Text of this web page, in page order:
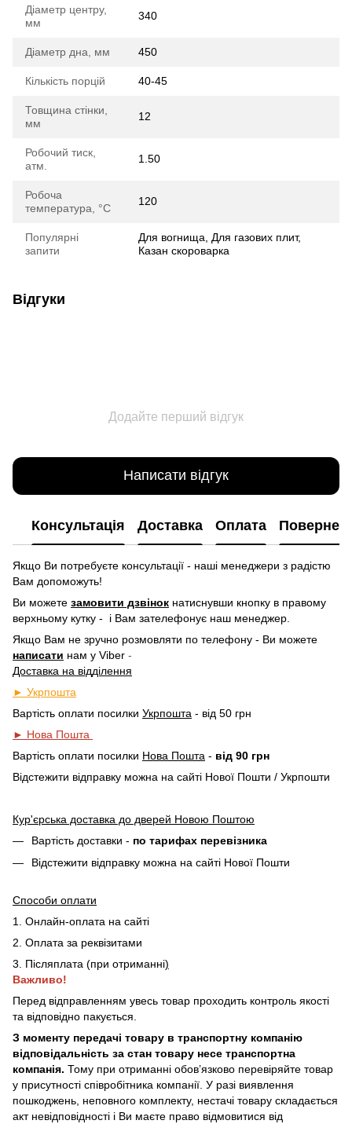
Діаметр центру,
мм
340
Діаметр дна, мм 450
Кількість порцій 40-45
Товщина стінки,
мм
12
Робочий тиск,
атм.
1.50
Робоча
температура, °C
120
Популярні
запити
Для вогнища, Для газових плит,
Казан скороварка
Відгуки
Додайте перший відгук
Написати відгук
Консультація Доставка Оплата
Якщо Ви потребуєте консультації - наші менеджери з радістю
Вам допоможуть!
Ви можете замовити дзвінок натиснувши кнопку в правому
верхньому кутку -
і Вам зателефонує наш менеджер.
Якщо Вам не зручно розмовляти по телефону - Ви можете
написати нам у Viber -
Доставка на відділення
► Укрпошта
Вартість оплати посилки Укрпошта - від 50 грн
► Нова Пошта
Вартість оплати посилки Нова Пошта - від 90 грн
Відстежити відправку можна на сайті Нової Пошти / Укрпошти
Кур'єрська доставка до дверей Новою Поштою
Вартість доставки - по тарифах перевізника
Відстежити відправку можна на сайті Нової Пошти
Способи оплати
1. Онлайн-оплата на сайті
2. Оплата за реквізитами
3. Післяплата (при отриманні)
Важливо!
Перед відправленням увесь товар проходить контроль якості
та відповідно пакується.
З моменту передачі товару в транспортну компанію
відповідальність за стан товару несе транспортна
компанія. Тому при отриманні обов’язково перевіряйте товар
у присутності співробітника компанії. У разі виявлення
пошкоджень, неповного комплекту, нестачі товару складається
акт невідповідності і Ви маєте право відмовитися від